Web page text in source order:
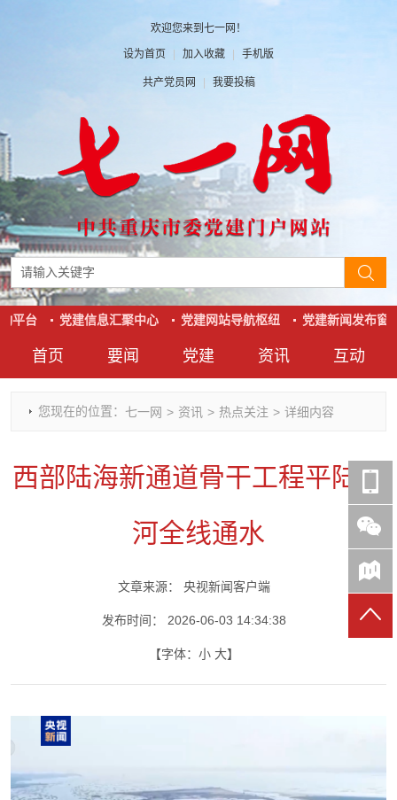
欢迎您来到七一网！
设为首页 | 加入收藏 | 手机版
共产党员网 | 我要投稿
首页 要闻
时政要闻
干部任免
七一视角
党建
党建动态
人才工作
作风建设
资讯
热点关注
党刊好文
党史参阅
互动
红岩评论
七一文学
七一号
平台 党建信息汇聚中心 党建网站导航枢纽 党建新闻发布窗
您现在的位置： 七一网 > 资讯 > 热点关注 > 详细内容
西部陆海新通道骨干工程平陆运
河全线通水
文章来源： 央视新闻客户端
发布时间： 2026-06-03 14:34:38
【字体： 小 大】